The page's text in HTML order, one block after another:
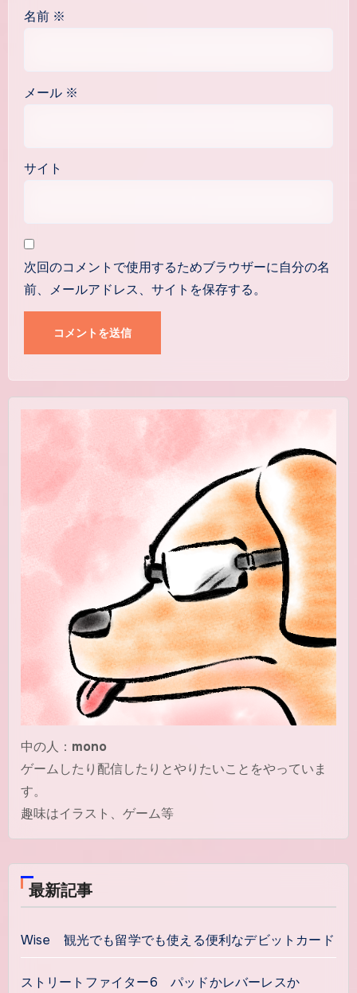
名前 ※
メール ※
サイト
次回のコメントで使用するためブラウザーに自分の名
前、メールアドレス、サイトを保存する。
中の人： mono
ゲームしたり配信したりとやりたいことをやっていま
す。
趣味はイラスト、ゲーム等
最新記事
Wise 観光でも留学でも使える便利なデビットカード
ストリートファイター6 パッドかレバーレスか